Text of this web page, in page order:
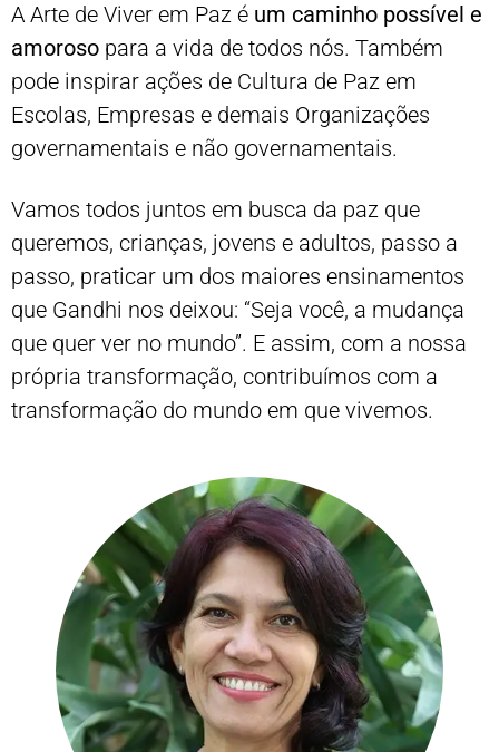
A Arte de Viver em Paz é um caminho possível e
amoroso para a vida de todos nós. Também
pode inspirar ações de Cultura de Paz em
Escolas, Empresas e demais Organizações
governamentais e não governamentais.
Vamos todos juntos em busca da paz que
queremos, crianças, jovens e adultos, passo a
passo, praticar um dos maiores ensinamentos
que Gandhi nos deixou: “Seja você, a mudança
que quer ver no mundo”. E assim, com a nossa
própria transformação, contribuímos com a
transformação do mundo em que vivemos.